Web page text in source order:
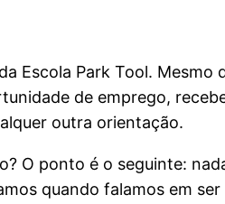
Escola Park Tool.
de emprego,
outra orientação.
O ponto é o seguinte:
quando falamos em